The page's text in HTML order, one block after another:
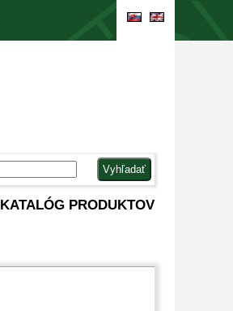
KATALÓG PRODUKTOV